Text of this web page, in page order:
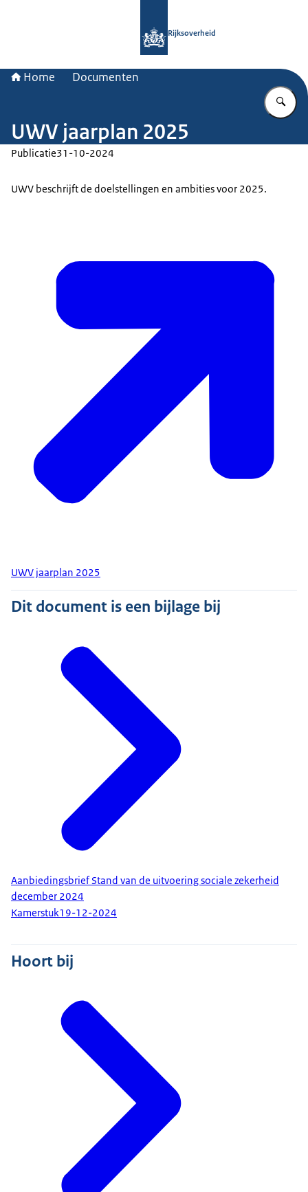
Rijksoverheid
Home Documenten
UWV jaarplan 2025
Publicatie31-10-2024
UWV beschrijft de doelstellingen en ambities voor 2025.
UWV jaarplan 2025
Dit document is een bijlage bij
Aanbiedingsbrief Stand van de uitvoering sociale zekerheid
december 2024
Kamerstuk19-12-2024
Hoort bij